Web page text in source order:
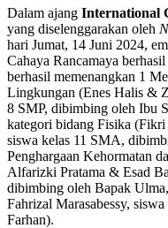
Dalam ajang International
yang diselenggarakan oleh
hari Jumat, 14 Juni 2024,
Cahaya Rancamaya
berhasil memenangkan 1
Lingkungan (Enes Halis &
8 SMP, dibimbing oleh Ibu
kategori bidang Fisika
siswa kelas 11 SMA,
Penghargaan Kehormatan
Alfarizki Pratama & Esad
dibimbing oleh Bapak
Fahrizal Marasabessy,
Farhan).